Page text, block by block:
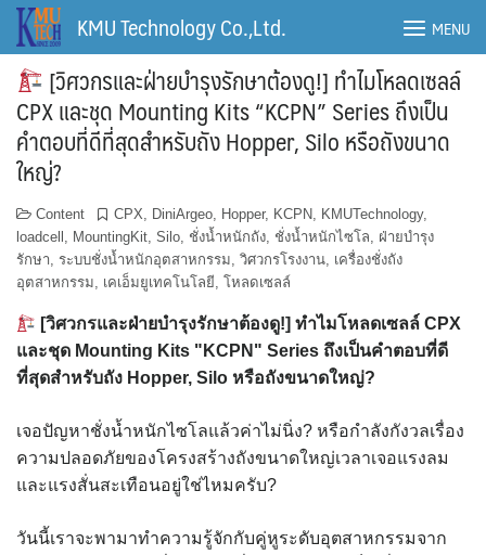
Skip
content
KMU Technology Co.,Ltd. MENU
[วิศวกรและฝ่ายบำรุงรักษาต้องดู!] ทำไมโหลดเซลล์
CPX และชุด Mounting Kits “KCPN” Series ถึงเป็น
คำตอบที่ดีที่สุดสำหรับถัง Hopper, Silo หรือถังขนาด
ใหญ่?
Content CPX, DiniArgeo, Hopper, KCPN, KMUTechnology,
loadcell , MountingKit, Silo, ชั่งน้ำหนักถัง, ชั่งน้ำหนักไซโล, ฝ่ายบำรุง
รักษา, ระบบชั่งน้ำหนักอุตสาหกรรม, วิศวกรโรงงาน, เครื่องชั่งถัง
อุตสาหกรรม, เคเอ็มยูเทคโนโลยี, โหลดเซลล์
[วิศวกรและฝ่ายบำรุงรักษาต้องดู!] ทำไมโหลดเซลล์ CPX
และชุด Mounting Kits "KCPN" Series ถึงเป็นคำตอบที่ดี
ที่สุดสำหรับถัง Hopper, Silo หรือถังขนาดใหญ่?
เจอปัญหาชั่งน้ำหนักไซโลแล้วค่าไม่นิ่ง? หรือกำลังกังวลเรื่อง
ความปลอดภัยของโครงสร้างถังขนาดใหญ่เวลาเจอแรงลม
และแรงสั่นสะเทือนอยู่ใช่ไหมครับ?
วันนี้เราจะพามาทำความรู้จักกับคู่หูระดับอุตสาหกรรมจาก